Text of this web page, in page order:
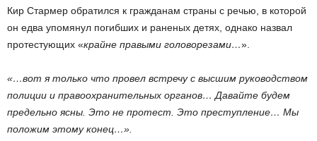
Кир Стармер обратился к гражданам страны с речью, в которой
он едва упомянул погибших и раненых детях, однако назвал
протестующих «крайне правыми головорезами…».
«…вот я только что провел встречу с высшим руководством
полиции и правоохранительных органов… Давайте будем
предельно ясны. Это не протест. Это преступление… Мы
положим этому конец…».